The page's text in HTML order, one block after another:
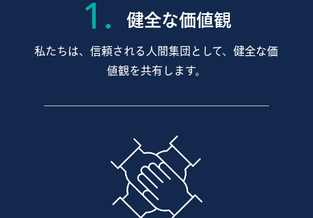
1. 健全な価値観
私たちは、信頼される人間集団として、健全な価
値観を共有します。